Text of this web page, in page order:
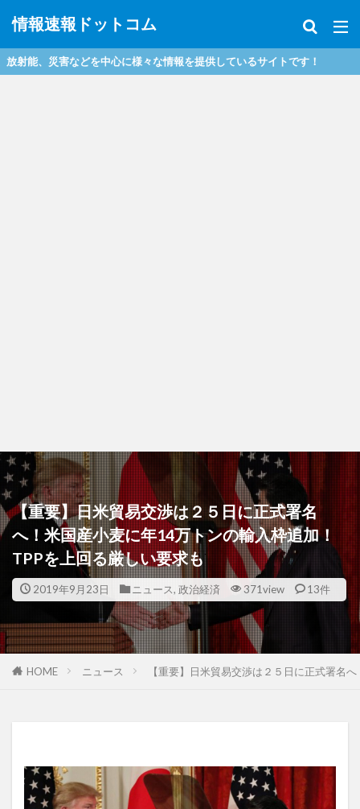
情報速報ドットコム
心に様々な情報を提供しているサイトです！
【重要】日米貿易交渉は２５日に正式署名
へ！米国産小麦に年14万トンの輸入枠追加！
TPPを上回る厳しい要求も
2019年9月23日 ニュース, 政治経済 371view 13件
HOME ニュース 【重要】日米貿易交渉は２５日に正式署名